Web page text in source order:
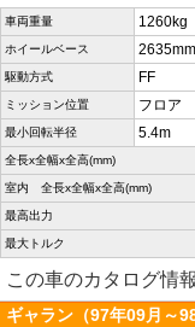
車両重量 1260kg
ホイールベース 2635mm
駆動方式 FF
ミッション位置 フロア
最小回転半径 5.4m
全長x全幅x全高(mm)
室内 全長x全幅x全高(mm)
最高出力
最大トルク
この車のカタログ情
ギャラン（97年09月～